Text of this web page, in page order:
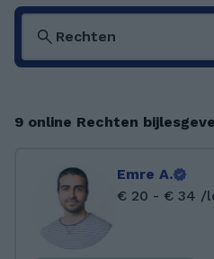
9 online Rechten
Emre A.
€ 20 - € 34 /